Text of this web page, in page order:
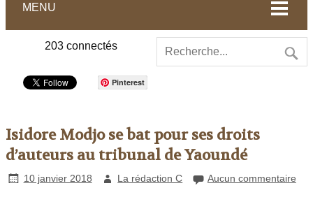
MENU
203 connectés
Pinterest
Isidore Modjo se bat pour ses droits
d’auteurs au tribunal de Yaoundé
10 janvier 2018 La rédaction C Aucun commentaire